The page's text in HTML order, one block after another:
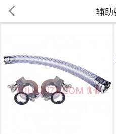
辅助